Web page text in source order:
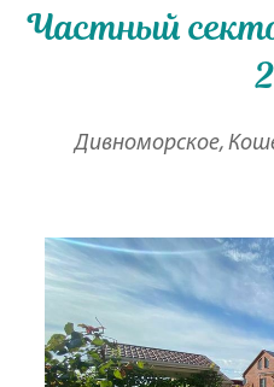
Частный
Дивноморское,